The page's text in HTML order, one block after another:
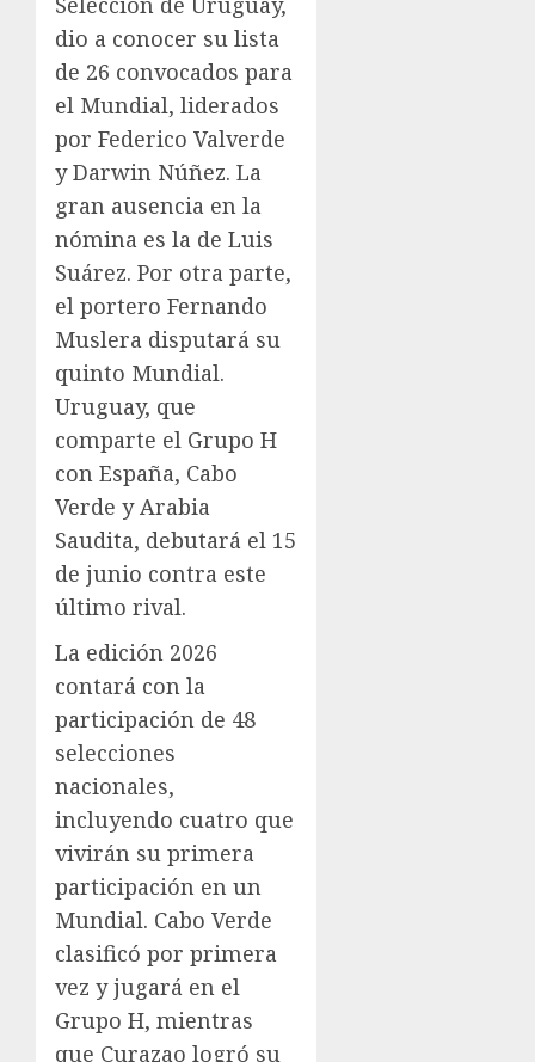
dio a conocer su lista
de 26 convocados para
el Mundial, liderados
por Federico Valverde
y Darwin Núñez. La
gran ausencia en la
nómina es la de Luis
Suárez. Por otra parte,
el portero Fernando
Muslera disputará su
quinto Mundial.
Uruguay, que
comparte el Grupo H
con España, Cabo
Verde y Arabia
Saudita, debutará el 15
de junio contra este
último rival.
La edición 2026
contará con la
participación de 48
selecciones
nacionales,
incluyendo cuatro que
vivirán su primera
participación en un
Mundial. Cabo Verde
clasificó por primera
vez y jugará en el
Grupo H, mientras
que Curazao logró su